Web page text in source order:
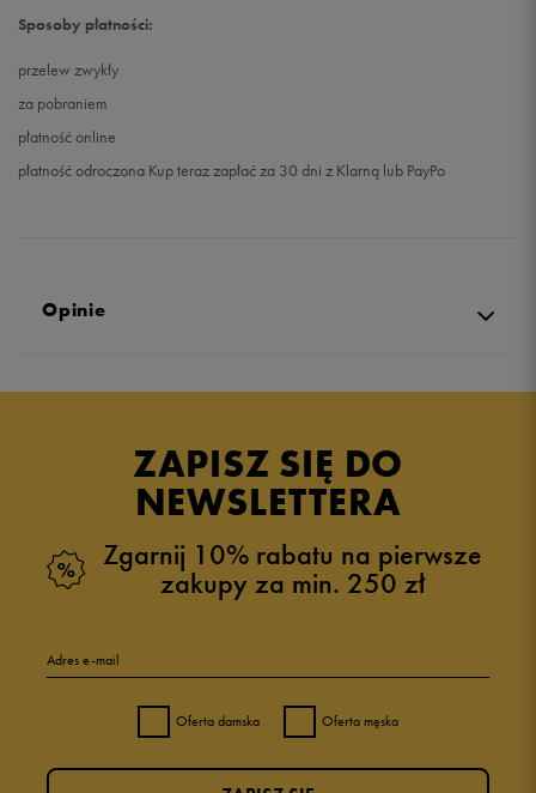
Sposoby płatności:
przelew zwykły
za pobraniem
płatność online
płatność odroczona Kup teraz zapłać za 30 dni z Klarną lub PayPo
Opinie
ZAPISZ SIĘ DO
NEWSLETTERA
Zgarnij 10% rabatu na pierwsze
zakupy za min. 250 zł
Adres e-mail
Oferta damska Oferta męska